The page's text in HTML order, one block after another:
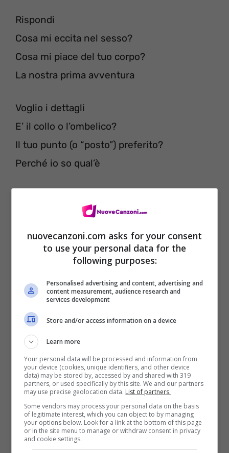
Rispondi
Cosa mi eccita nel sesso?
Cosa mi piace del tuo corpo?
La nostra prima avventura
Voglio i dettagli
E’ il collo o l’ombelico?
Il tuo punto (o “posto”) preferito?
Perché io so qual’è
Non eri così quando ti ho conosciuta
il re
Dimmi dov’è quella persona?
Chi è questa sosia che oggi ha preso il suo
posto?
nuovecanzoni.com asks for your consent
to use your personal data for the
following purposes:
Personalised advertising and content, advertising and
content measurement, audience research and
services development
Store and/or access information on a device
Learn more
Your personal data will be processed and information from
your device (cookies, unique identifiers, and other device
data) may be stored by, accessed by and shared with 319
partners, or used specifically by this site. We and our partners
may use precise geolocation data. List of partners.
Some vendors may process your personal data on the basis
of legitimate interest, which you can object to by managing
your options below. Look for a link at the bottom of this page
or in the site menu to manage or withdraw consent in privacy
and cookie settings.